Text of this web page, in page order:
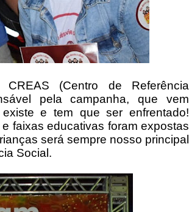
(Centro de Referência
pela campanha, que vem
e tem que ser enfrentado!
faixas educativas foram expostas
será sempre nosso principal
Social.